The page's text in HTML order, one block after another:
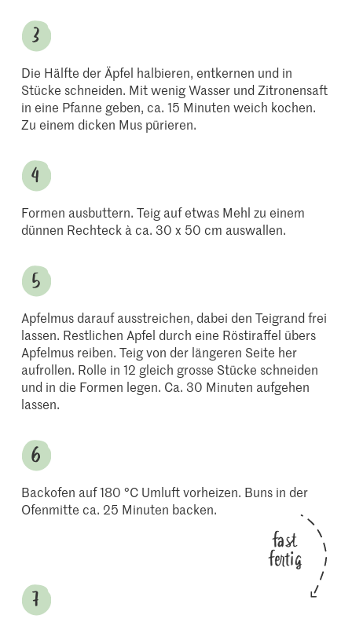
Die Hälfte der Äpfel halbieren, entkernen und in
Stücke schneiden. Mit wenig Wasser und Zitronensaft
in eine Pfanne geben, ca. 15 Minuten weich kochen.
Zu einem dicken Mus pürieren.
Formen ausbuttern. Teig auf etwas Mehl zu einem
dünnen Rechteck à ca. 30 x 50 cm auswallen.
Apfelmus darauf ausstreichen, dabei den Teigrand frei
lassen. Restlichen Apfel durch eine Röstiraffel übers
Apfelmus reiben. Teig von der längeren Seite her
aufrollen. Rolle in 12 gleich grosse Stücke schneiden
und in die Formen legen. Ca. 30 Minuten aufgehen
lassen.
Backofen auf 180 °C Umluft vorheizen. Buns in der
Ofenmitte ca. 25 Minuten backen.
fast
fertig